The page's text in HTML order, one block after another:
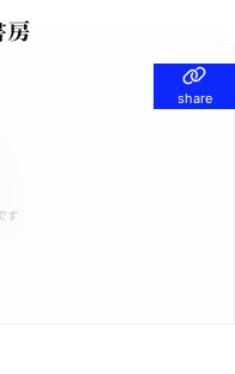
share
share